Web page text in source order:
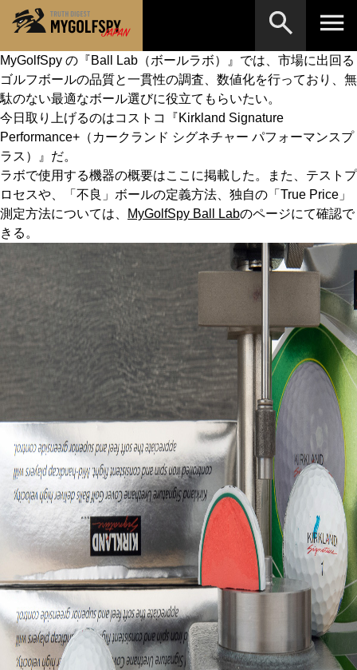
MyGolfSpy の『Ball Lab（ボールラボ）』では、市場に出回る
ゴルフボールの品質と一貫性の調査、数値化を行っており、無
駄のない最適なボール選びに役立てもらいたい。
今日取り上げるのはコストコ『Kirkland Signature
Performance+（カークランド シグネチャー パフォーマンスプ
ラス）』だ。
ラボで使用する機器の概要はここに掲載した。また、テストプ
ロセスや、「不良」ボールの定義方法、独自の「True Price」
測定方法については、
MyGolfSpy Ball Labのページにて確認で
きる。
MOST WANTED テストランキング
NEW RELEASES 新製品情報
HOW TO
LAB テスト・データ検証
Golf News ゴルフニュース
REVIEWS 製品レビュー
DRIVERS ドライバー
FAIRWAY WOODS フェアウェイウッド
HYBRIDS ハイブリッド
IRONS アイアン
WEDGES ウェッジ
PUTTERS パター
OTHER
Editor’s Picks 編集部のおすすめ
Our Team 私たちのチーム
Our Mission 私たちの使命
ABOUT US MyGolfSpyJapanとは？
※メーカー名やクラブ名など、検索したい事柄を入
力してください。
検索